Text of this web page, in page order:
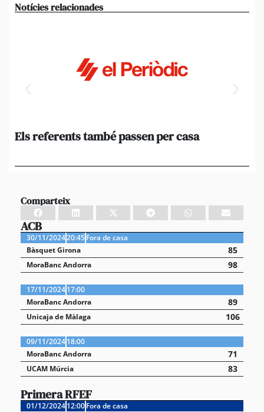
Notícies relacionades
Els referents també passen per casa
Comparteix
ACB
30/11/202420:45Fora de casa
Bàsquet Girona
85
MoraBanc Andorra 98
17/11/202417:00
MoraBanc Andorra
89
Unicaja de Màlaga 106
09/11/202418:00
MoraBanc Andorra
71
UCAM Múrcia 83
Primera RFEF
01/12/202412:00Fora de casa